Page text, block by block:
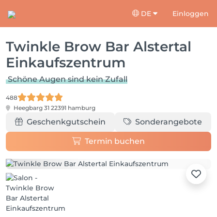
DE Einloggen
Twinkle Brow Bar Alstertal
Einkaufszentrum
Schöne Augen sind kein Zufall
488
Heegbarg 31 22391 hamburg
Geschenkgutschein Sonderangebote
Termin buchen